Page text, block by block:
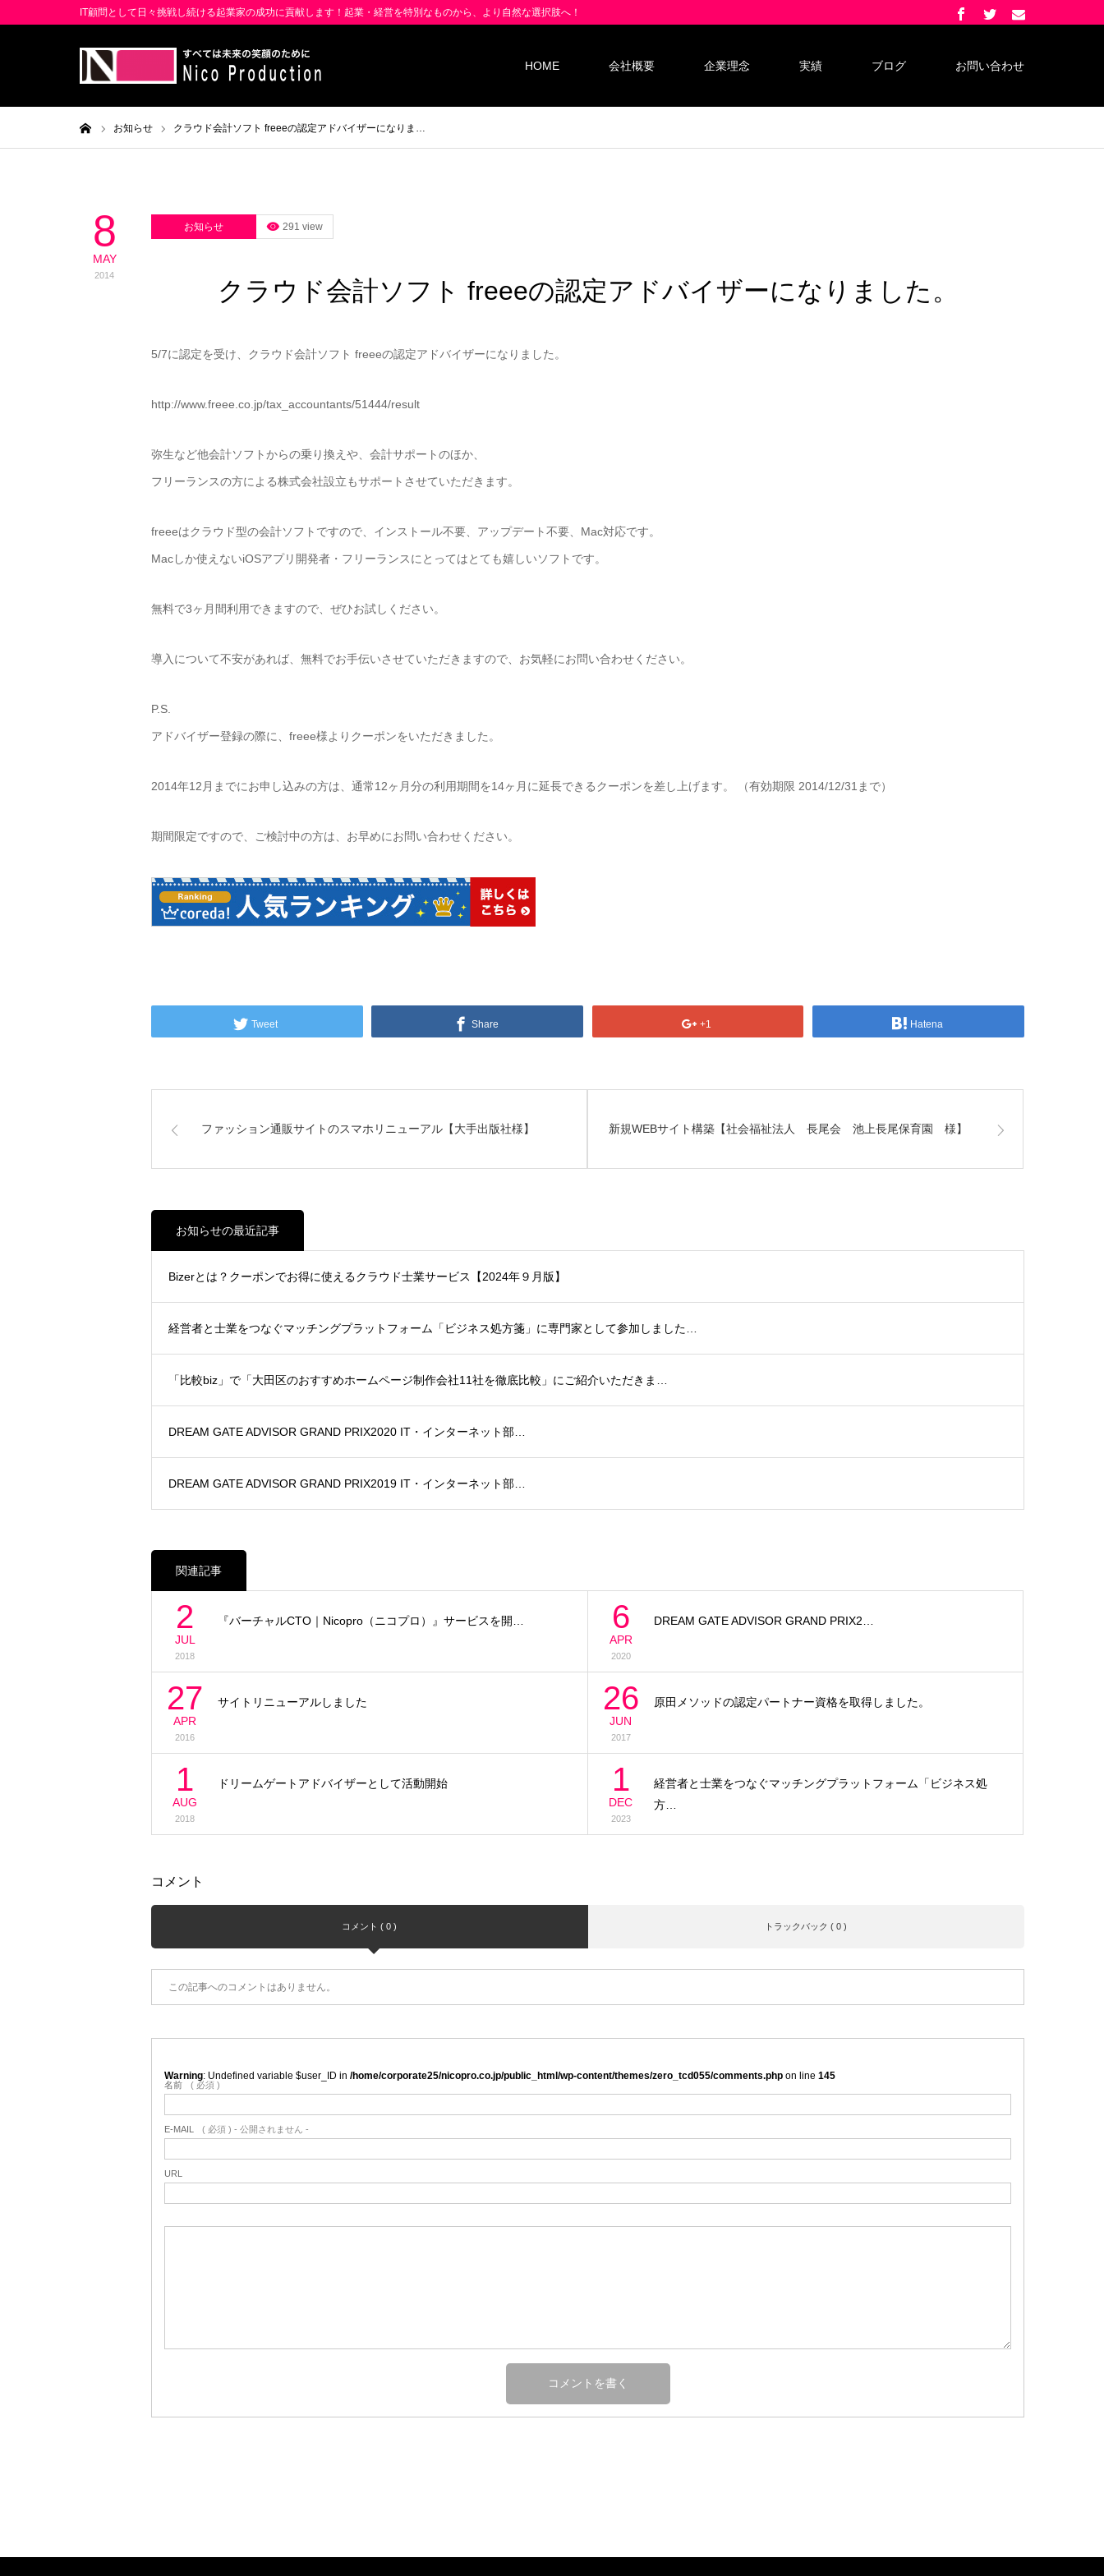
IT顧問として日々挑戦し続ける起業家の成功に貢献します！起業・経営を特別なものから、より自然な選択肢へ！
HOME 会社概要 企業理念 実績 ブログ お問い合わせ
お知らせ クラウド会計ソフト freeeの認定アドバイザーになりま…
8
MAY
2014
お知らせ 291 view
クラウド会計ソフト freeeの認定アドバイザーになりました。
5/7に認定を受け、クラウド会計ソフト freeeの認定アドバイザーになりました。
http://www.freee.co.jp/tax_accountants/51444/result
弥生など他会計ソフトからの乗り換えや、会計サポートのほか、
フリーランスの方による株式会社設立もサポートさせていただきます。
freeeはクラウド型の会計ソフトですので、インストール不要、アップデート不要、Mac対応です。
Macしか使えないiOSアプリ開発者・フリーランスにとってはとても嬉しいソフトです。
無料で3ヶ月間利用できますので、ぜひお試しください。
導入について不安があれば、無料でお手伝いさせていただきますので、お気軽にお問い合わせください。
P.S.
アドバイザー登録の際に、freee様よりクーポンをいただきました。
2014年12月までにお申し込みの方は、通常12ヶ月分の利用期間を14ヶ月に延長できるクーポンを差し上げます。 （有効期限 2014/12/31まで）
期間限定ですので、ご検討中の方は、お早めにお問い合わせください。
Tweet Share +1 Hatena
ファッション通販サイトのスマホリニューアル【大手出版社様】 新規WEBサイト構築【社会福祉法人 長尾会 池上長尾保育園 様】
お知らせの最近記事
Bizerとは？クーポンでお得に使えるクラウド士業サービス【2024年９月版】
経営者と士業をつなぐマッチングプラットフォーム「ビジネス処方箋」に専門家として参加しました…
「比較biz」で「大田区のおすすめホームページ制作会社11社を徹底比較」にご紹介いただきま…
DREAM GATE ADVISOR GRAND PRIX2020 IT・インターネット部…
DREAM GATE ADVISOR GRAND PRIX2019 IT・インターネット部…
関連記事
2
JUL
2018
『バーチャルCTO｜Nicopro（ニコプロ）』サービスを開… 6
APR
2020
DREAM GATE ADVISOR GRAND PRIX2…
27
APR
2016
サイトリニューアルしました 26
JUN
2017
原田メソッドの認定パートナー資格を取得しました。
1
AUG
2018
ドリームゲートアドバイザーとして活動開始 1
DEC
2023
経営者と士業をつなぐマッチングプラットフォーム「ビジネス処
方…
コメント
コメント ( 0 ) トラックバック ( 0 )
この記事へのコメントはありません。
Warning : Undefined variable $user_ID in /home/corporate25/nicopro.co.jp/public_html/wp-content/themes/zero_tcd055/comments.php on line 145
名前 ( 必須 )
E-MAIL ( 必須 ) - 公開されません -
URL